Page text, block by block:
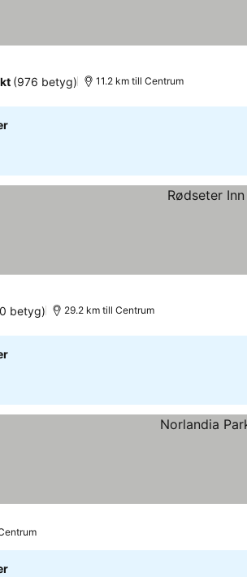
(976 betyg) 11.2 km till Centrum
betyg) 29.2 km till Centrum